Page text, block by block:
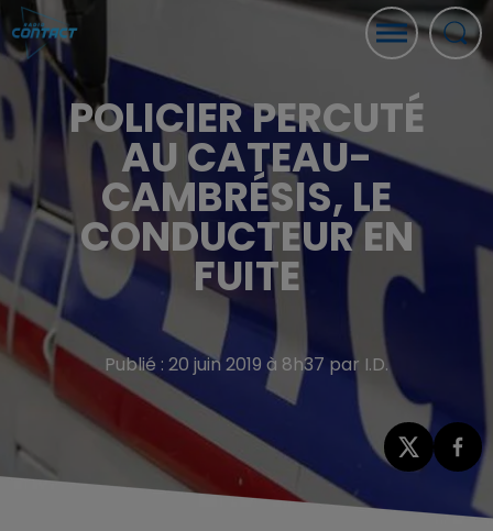
POLICIER PERCUTÉ
AU CATEAU-
CAMBRÉSIS, LE
CONDUCTEUR EN
FUITE
Publié : 20 juin 2019 à 8h37 par I.D.